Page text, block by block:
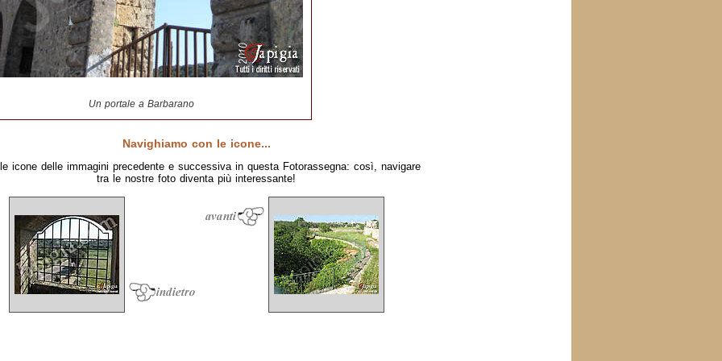
Un portale a Barbarano
Navighiamo con le icone...
icone delle immagini precedente e successiva in questa Fotorassegna: così, navigare
tra le nostre foto diventa più interessante!